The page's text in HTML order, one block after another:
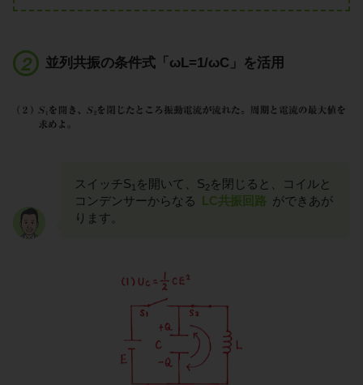
並列共振の条件式「ωL=1/ωC」を活用
スイッチS1 を開いて、S2 を閉じると、コイルと
コンデンサーからなる LC共振回路 ができあが
ります。